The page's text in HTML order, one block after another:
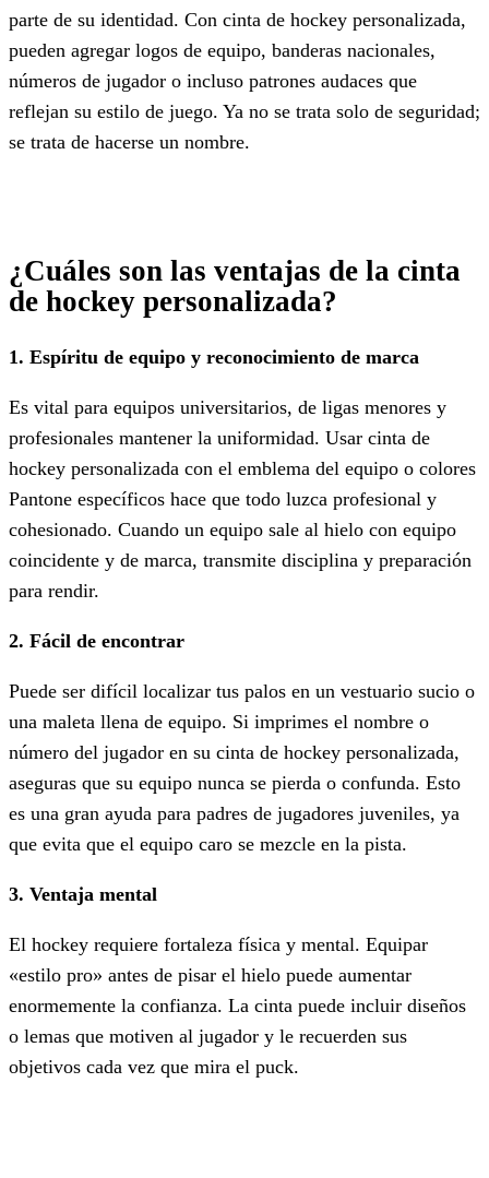
parte de su identidad. Con cinta de hockey personalizada,
pueden agregar logos de equipo, banderas nacionales,
números de jugador o incluso patrones audaces que
reflejan su estilo de juego. Ya no se trata solo de seguridad;
se trata de hacerse un nombre.
¿Cuáles son las ventajas de la cinta
de hockey personalizada?
1. Espíritu de equipo y reconocimiento de marca
Es vital para equipos universitarios, de ligas menores y
profesionales mantener la uniformidad. Usar cinta de
hockey personalizada con el emblema del equipo o colores
Pantone específicos hace que todo luzca profesional y
cohesionado. Cuando un equipo sale al hielo con equipo
coincidente y de marca, transmite disciplina y preparación
para rendir.
2. Fácil de encontrar
Puede ser difícil localizar tus palos en un vestuario sucio o
una maleta llena de equipo. Si imprimes el nombre o
número del jugador en su cinta de hockey personalizada,
aseguras que su equipo nunca se pierda o confunda. Esto
es una gran ayuda para padres de jugadores juveniles, ya
que evita que el equipo caro se mezcle en la pista.
3. Ventaja mental
El hockey requiere fortaleza física y mental. Equipar
«estilo pro» antes de pisar el hielo puede aumentar
enormemente la confianza. La cinta puede incluir diseños
o lemas que motiven al jugador y le recuerden sus
objetivos cada vez que mira el puck.